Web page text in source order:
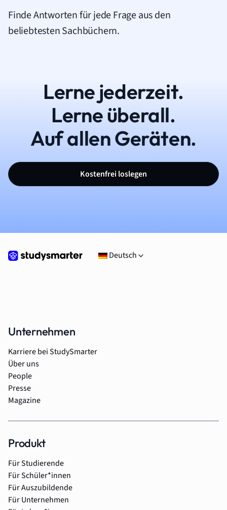
Finde Antworten für jede Frage aus den
beliebtesten Sachbüchern.
Lerne jederzeit.
Lerne überall.
Auf allen Geräten.
Kostenfrei loslegen
Deutsch
Unternehmen
Karriere bei StudySmarter
Über uns
People
Presse
Magazine
Produkt
Für Studierende
Für Schüler*innen
Für Auszubildende
Für Unternehmen